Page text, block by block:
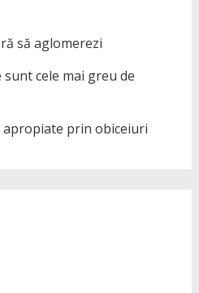
să aglomerezi
cele mai greu de
apropiate prin obiceiuri